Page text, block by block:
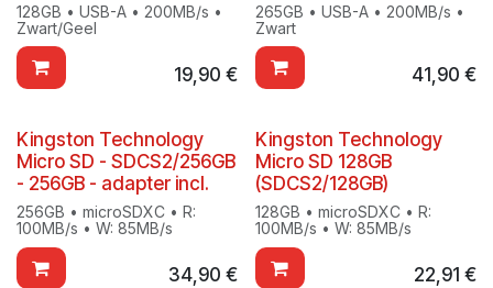
128GB • USB-A • 200MB/s •
Zwart/Geel
19,90 €
265GB • USB-A • 200MB/s •
Zwart
41,90 €
Kingston Technology
Micro SD - SDCS2/256GB
- 256GB - adapter incl.
256GB • microSDXC • R:
100MB/s • W: 85MB/s
34,90 €
Kingston Technology
Micro SD 128GB
(SDCS2/128GB)
128GB • microSDXC • R:
100MB/s • W: 85MB/s
22,91 €